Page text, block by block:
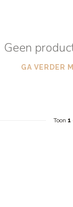
Geen
GA VERDER
Toon 1